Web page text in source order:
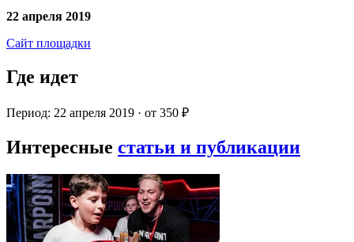
22 апреля 2019
Сайт площадки
Где идет
Период: 22 апреля 2019 · от 350 ₽
Интересные статьи и публикации